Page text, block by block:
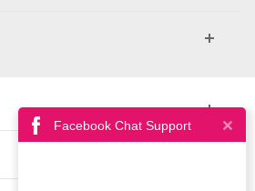
Facebook Chat Support